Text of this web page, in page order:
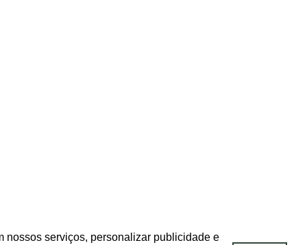
nossos serviços, personalizar publicidade e